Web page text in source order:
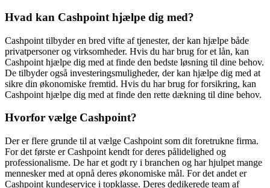
Hvad kan Cashpoint hjælpe dig med?
Cashpoint tilbyder en bred vifte af tjenester, der kan hjælpe både
privatpersoner og virksomheder. Hvis du har brug for et lån, kan
Cashpoint hjælpe dig med at finde den bedste løsning til dine behov.
De tilbyder også investeringsmuligheder, der kan hjælpe dig med at
sikre din økonomiske fremtid. Hvis du har brug for forsikring, kan
Cashpoint hjælpe dig med at finde den rette dækning til dine behov.
Hvorfor vælge Cashpoint?
Der er flere grunde til at vælge Cashpoint som dit foretrukne firma.
For det første er Cashpoint kendt for deres pålidelighed og
professionalisme. De har et godt ry i branchen og har hjulpet mange
mennesker med at opnå deres økonomiske mål. For det andet er
Cashpoint kundeservice i topklasse. Deres dedikerede team af